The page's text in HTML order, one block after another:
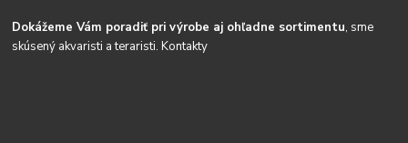
Dokážeme Vám poradiť pri výrobe aj ohľadne sortimentu, sme
skúsený akvaristi a teraristi.Kontakty